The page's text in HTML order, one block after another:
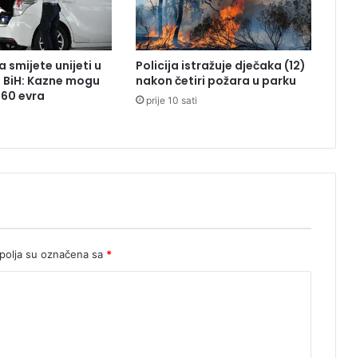
o
j
i
n
s
p
c
m
a
smijete unijeti u
Kazne mogu
evra
Policija istražuje dječaka (12)
nakon četiri požara u parku
prije 10 sati
su označena sa *